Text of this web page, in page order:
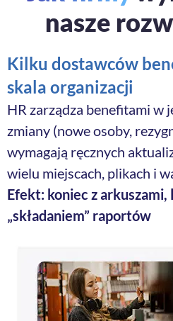
nasze
Kilku dostawców
skala organizacji
HR zarządza benefitami w
zmiany (nowe osoby,
wymagają ręcznych
wielu miejscach, plikach i
Efekt: koniec z
„składaniem” raportów